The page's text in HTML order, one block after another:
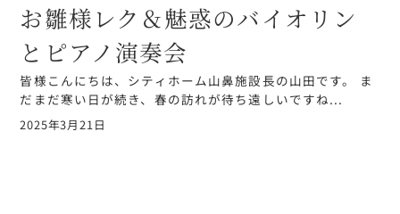
お雛様レク＆魅惑のバイオリン
とピアノ演奏会
皆様こんにちは、シティホーム山鼻施設長の山田です。 ま
だまだ寒い日が続き、春の訪れが待ち遠しいですね...
2025年3月21日